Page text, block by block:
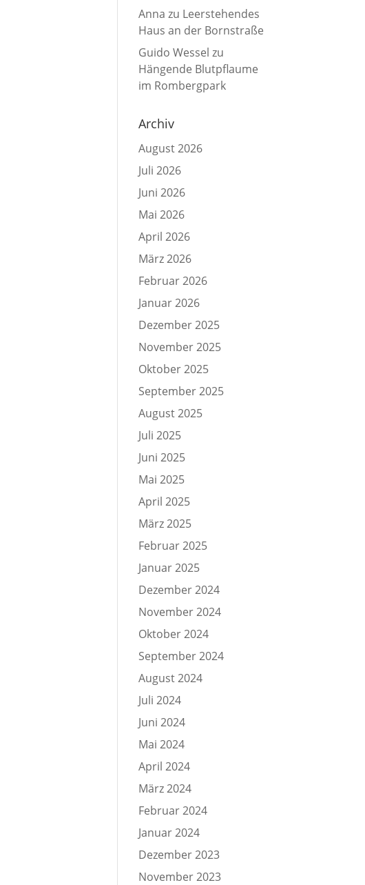
Anna zu Leerstehendes
Haus an der Bornstraße
Guido Wessel zu
Hängende Blutpflaume
im Rombergpark
Archiv
August 2026
Juli 2026
Juni 2026
Mai 2026
April 2026
März 2026
Februar 2026
Januar 2026
Dezember 2025
November 2025
Oktober 2025
September 2025
August 2025
Juli 2025
Juni 2025
Mai 2025
April 2025
März 2025
Februar 2025
Januar 2025
Dezember 2024
November 2024
Oktober 2024
September 2024
August 2024
Juli 2024
Juni 2024
Mai 2024
April 2024
März 2024
Februar 2024
Januar 2024
Dezember 2023
November 2023